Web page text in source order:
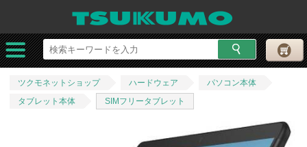
ツクモネットショップ ハードウェア
パソコン本体
タブレット本体
SIMフリータブレット